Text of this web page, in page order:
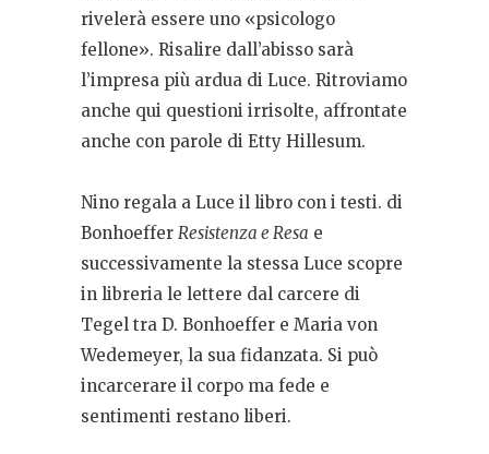
rivelerà essere uno «psicologo
fellone». Risalire dall’abisso sarà
l’impresa più ardua di Luce. Ritroviamo
anche qui questioni irrisolte, affrontate
anche con parole di Etty Hillesum.
Nino regala a Luce il libro con i testi. di
Bonhoeffer Resistenza e Resa e
successivamente la stessa Luce scopre
in libreria le lettere dal carcere di
Tegel tra D. Bonhoeffer e Maria von
Wedemeyer, la sua fidanzata. Si può
incarcerare il corpo ma fede e
sentimenti restano liberi.